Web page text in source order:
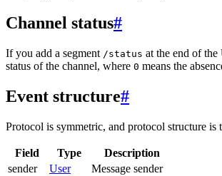
Channel status#
If you add a segment /status at the end of
status of the channel, where 0 means the
Event structure#
Protocol is symmetric, and protocol structure is
Field Type
Description
sender
User
Message sender